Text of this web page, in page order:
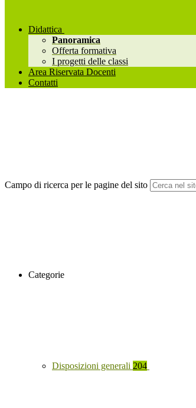
Didattica
Panoramica
Offerta formativa
I progetti delle classi
Area Riservata Docenti
Contatti
Campo di ricerca per le pagine del sito
Categorie
Disposizioni generali 204